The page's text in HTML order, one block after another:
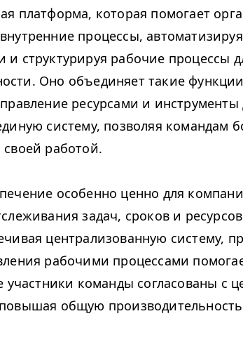
платформа, которая помогает
процессы, автоматизируя
структурируя рабочие процессы
Оно объединяет такие
ресурсами и инструменты
систему, позволяя командам
работой.
особенно ценно для
задач, сроков и
централизованную систему,
рабочими процессами
участники команды согласованы с
общую